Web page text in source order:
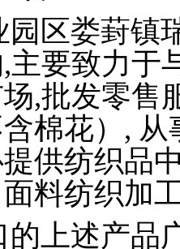
园区娄葑镇
主要致力于
,批发零售
棉花）,
供纺织品
面料纺织
上述产品